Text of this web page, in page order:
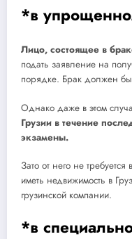
*в
Лицо, состоящее в
подать заявление на
порядке. Брак должен
Однако даже в этом
Грузии в течение
экзамены.
Зато от него не
иметь недвижимость в
грузинской компании.
*в